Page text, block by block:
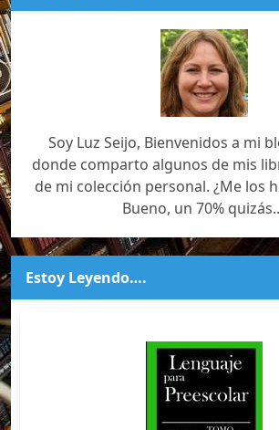
Soy Luz Seijo, Bienvenidos a mi
donde comparto algunos de mis
de mi colección personal. ¿Me los
Bueno, un 70%
Estoy Leyendo….